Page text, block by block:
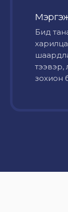
Бид
тээвэр,
зохион